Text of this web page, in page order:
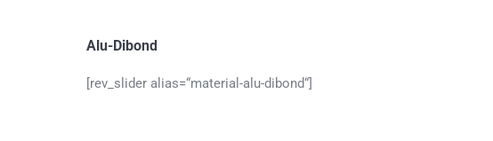
Alu-Dibond
[rev_slider alias=“material-alu-dibond“]